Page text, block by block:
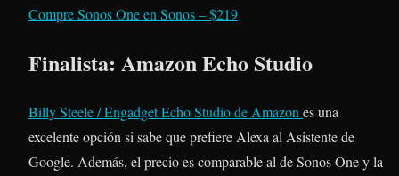
Compre Sonos One en Sonos – $219
Finalista: Amazon Echo Studio
Billy Steele / EngadgetEcho Studio de Amazon es una
excelente opción si sabe que prefiere Alexa al Asistente de
Google. Además, el precio es comparable al de Sonos One y la